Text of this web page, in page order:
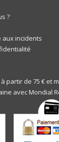
?
incidents
partir de 75 € et
avec Mondial